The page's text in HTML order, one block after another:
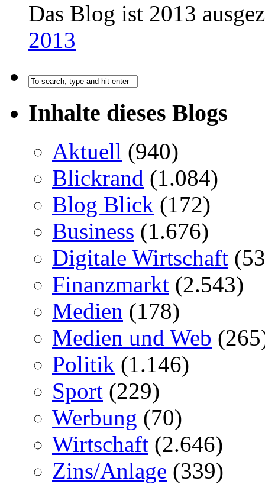
Das Blog ist 2013
2013
Inhalte dieses Blogs
Aktuell (940)
Blickrand (1.084)
Blog Blick (172)
Business (1.676)
Digitale Wirtschaft
Finanzmarkt (2.543)
Medien (178)
Medien und Web
Politik (1.146)
Sport (229)
Werbung (70)
Wirtschaft (2.646)
Zins/Anlage (339)